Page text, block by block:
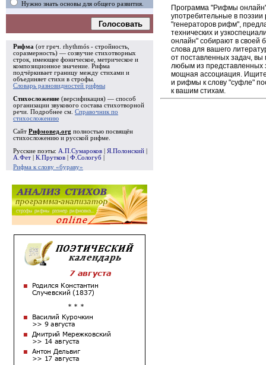
Нужно знать основы для общего развития.
Голосовать
Рифма (от греч. rhythmós - стройность,
соразмерность) — созвучие стихотворных
строк, имеющее фоническое, метрическое и
композиционное значение. Рифма
подчёркивает границу между стихами и
объединяет стихи в строфы
Словарь разновидностей рифмы
Стихосложение (версификация) — способ
организации звукового состава стихотворной
речи. Подробнее см. Справочник по
стихосложению
Сайт Рифмовед.org полностью посвящён
стихосложению и русской рифме.
Русские поэты: А.П.Сумароков Я.Полонский
А.Фет
К.Прутков Ф.Сологуб
Рифма к слову «бураву»
Программа "Рифмы
употребительные в
"генераторов рифм",
технических и
онлайн" собирают в своей
слова для вашего
от поставленных задач,
любым из
мощная ассоциация. Ищите
и рифмы к слову "суфле"
к вашим стихам.